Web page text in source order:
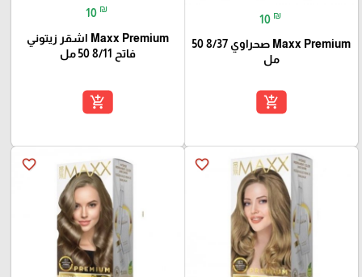
10 ₪
Maxx Premium صحراوي 8/37 50
مل
add_shopping_cart
10 ₪
Maxx Premium اشقر زيتوني
فاتح 8/11 50 مل
add_shopping_cart
favorite_border
favorite_border